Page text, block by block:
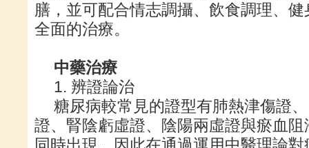
膳，並可配合情志調攝、飲食調理、
全面的治療。
中藥治療
1. 辨證論治
糖尿病較常見的證型有肺熱津傷證
證、腎陰虧虛證、陰陽兩虛證與瘀血